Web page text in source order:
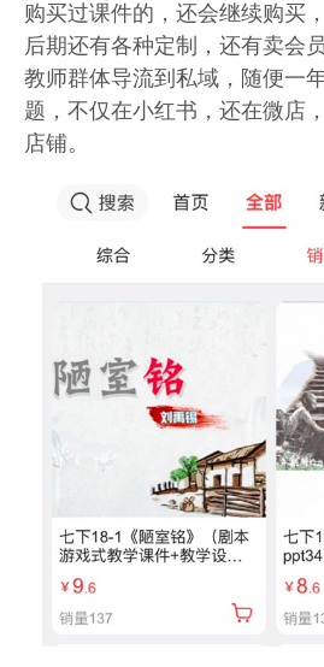
购买过课件的，还会继续购买
后期还有各种定制，还有卖会
教师群体导流到私域，随便一
题，不仅在小红书，还在微店
店铺。